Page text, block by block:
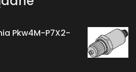
Pkw4M-P7X2-